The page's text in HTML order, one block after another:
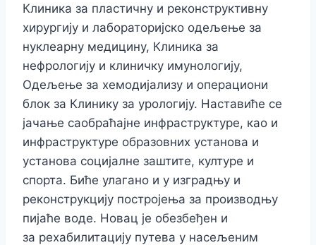
Клиника за пластичну и реконструктивну
хирургију и лабораторијско одељење за
нуклеарну медицину, Клиника за
нефрологију и клиничку имунологију,
Одељење за хемодијализу и операциони
блок за Клинику за урологију. Наставиће се
јачање саобраћајне инфраструктуре, као и
инфраструктуре образовних установа и
установа социјалне заштите, културе и
спорта. Биће улагано и у изградњу и
реконструкцију постројења за производњу
пијаће воде. Новац је обезбеђен и
за рехабилитацију путева у насељеним